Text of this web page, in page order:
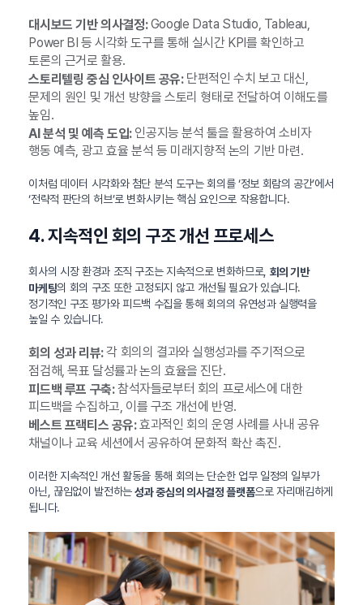
대시보드 기반 의사결정:Google Data Studio, Tableau,
Power BI 등 시각화 도구를 통해 실시간 KPI를 확인하고
토론의 근거로 활용.
스토리텔링 중심 인사이트 공유:단편적인 수치 보고 대신,
문제의 원인 및 개선 방향을 스토리 형태로 전달하여 이해도를
높임.
AI 분석 및 예측 도입:인공지능 분석 툴을 활용하여 소비자
행동 예측, 광고 효율 분석 등 미래지향적 논의 기반 마련.
이처럼 데이터 시각화와 첨단 분석 도구는 회의를 ‘정보 회람의 공간’에서
‘전략적 판단의 허브’로 변화시키는 핵심 요인으로 작용합니다.
4. 지속적인 회의 구조 개선 프로세스
회사의 시장 환경과 조직 구조는 지속적으로 변화하므로, 회의 기반
마케팅의 회의 구조 또한 고정되지 않고 개선될 필요가 있습니다.
정기적인 구조 평가와 피드백 수집을 통해 회의의 유연성과 실행력을
높일 수 있습니다.
회의 성과 리뷰:각 회의의 결과와 실행성과를 주기적으로
점검해, 목표 달성률과 논의 효율을 진단.
피드백 루프 구축:참석자들로부터 회의 프로세스에 대한
피드백을 수집하고, 이를 구조 개선에 반영.
베스트 프랙티스 공유:효과적인 회의 운영 사례를 사내 공유
채널이나 교육 세션에서 공유하여 문화적 확산 촉진.
이러한 지속적인 개선 활동을 통해 회의는 단순한 업무 일정의 일부가
아닌, 끊임없이 발전하는성과 중심의 의사결정 플랫폼으로 자리매김하게
됩니다.